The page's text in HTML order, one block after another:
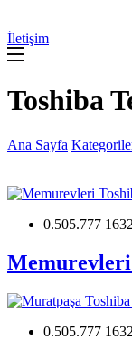
İletişim
Toshiba
Ana Sayfa
0.505.777 1632
Memurevleri
0.505.777 1632